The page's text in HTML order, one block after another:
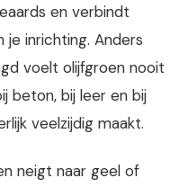
en verbindt
je inrichting. Anders
voelt olijfgroen nooit
beton, bij leer en bij
veelzijdig maakt.
neigt naar geel of